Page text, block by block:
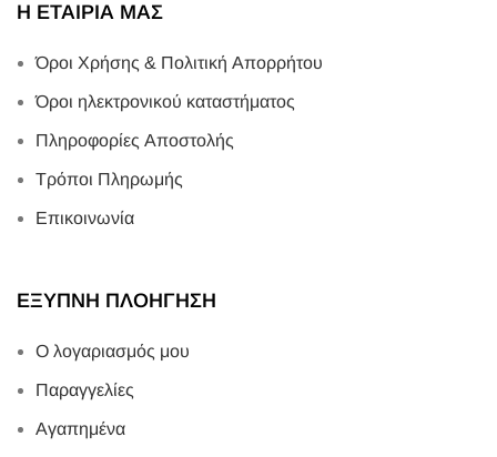
Η ΕΤΑΙΡΙΑ ΜΑΣ
Όροι Χρήσης & Πολιτική Απορρήτου
Όροι ηλεκτρονικού καταστήματος
Πληροφορίες Αποστολής
Τρόποι Πληρωμής
Επικοινωνία
ΕΞΥΠΝΗ ΠΛΟΗΓΗΣΗ
Ο λογαριασμός μου
Παραγγελίες
Αγαπημένα